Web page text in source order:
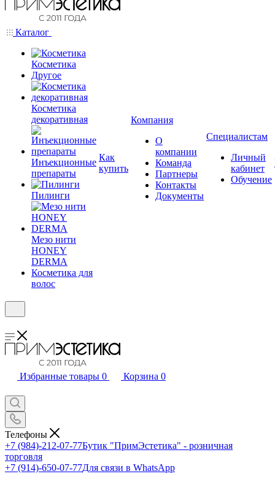
Каталог
Косметика
Другое
Косметика
декоративная
Инъекционные
препараты
Пилинги
Мезо нити
HONEY
DERMA
Косметика для
волос
Как
купить
Компания
О
компании
Команда
Партнеры
Контакты
Документы
Специалистам
Личный
кабинет
Обучение
Избранные товары 0 Корзина 0
Телефоны
+7 (984)-212-07-77Бутик "ПримЭстетика" - розничная
торговля
+7 (914)-650-07-77Для связи в WhatsApp